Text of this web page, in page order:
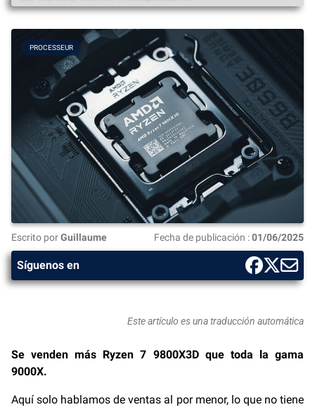
PROCESSEUR
Escrito porGuillaume Fecha de publicación :01/06/2025
Síguenos en
Este artículo es una traducción automática
Se venden más Ryzen 7 9800X3D que toda la gama
9000X.
Aquí solo hablamos de ventas al por menor, lo que no tiene